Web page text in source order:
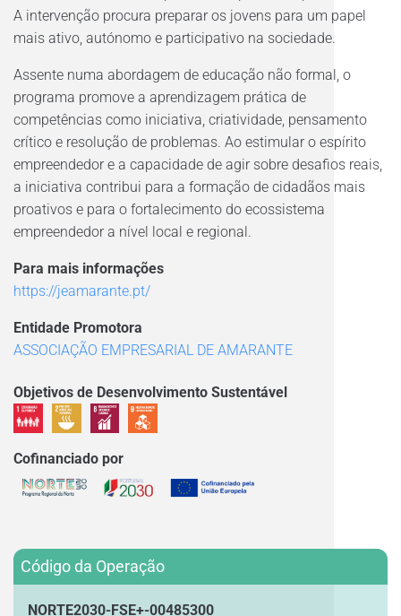
A intervenção procura preparar os jovens para um papel
mais ativo, autónomo e participativo na sociedade.
Assente numa abordagem de educação não formal, o
programa promove a aprendizagem prática de
competências como iniciativa, criatividade, pensamento
crítico e resolução de problemas. Ao estimular o espírito
empreendedor e a capacidade de agir sobre desafios reais,
a iniciativa contribui para a formação de cidadãos mais
proativos e para o fortalecimento do ecossistema
empreendedor a nível local e regional.
Para mais informações
https://jeamarante.pt/
Entidade Promotora
ASSOCIAÇÃO EMPRESARIAL DE AMARANTE
Objetivos de Desenvolvimento Sustentável
Cofinanciado por
Código da Operação
NORTE2030-FSE+-00485300